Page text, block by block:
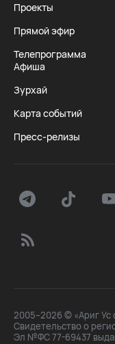
Проекты
Прямой эфир
Телепрограмма
Афиша
Зурхай
Карта событий
Пресс-релизы
2005–2026 © «Ариг Ус
Свидетельство о
Эл №ФС 77-69437